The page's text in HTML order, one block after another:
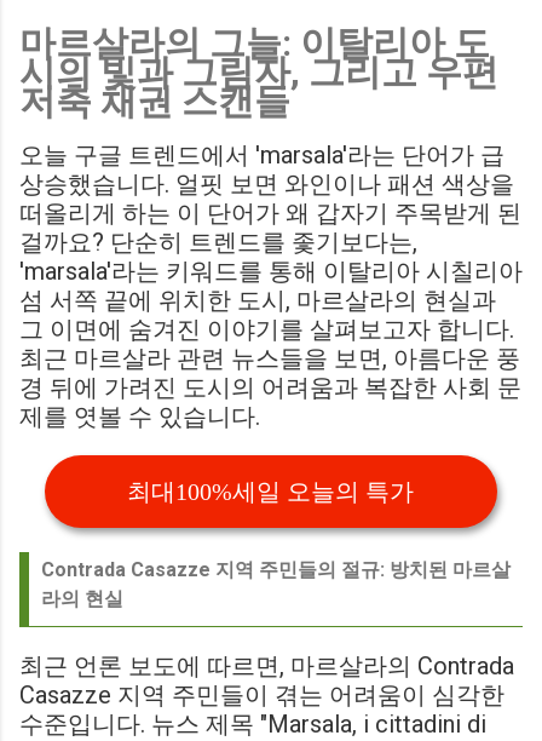
Birmingham City LIVE Score Updates in EFL Championship
Match : 경기 당일 실시간 스코어 업데이트를 제공하는 뉴스로,
팬들의 높은 관심도를 반영합니다. Chris Davies: Birmingham
City boss says his side have to try to "be themselves" away
from home : 버밍엄 시티의 크리스 데이비스 감독은 원정 경기
에서 팀 고유의 색깔을 유지하는 것이 중요하다고 강조했습니
다. ...
마르살라의 그늘: 이탈리아 도
시의 빛과 그림자, 그리고 우편
저축 채권 스캔들
오늘 구글 트렌드에서 'marsala'라는 단어가 급
상승했습니다. 얼핏 보면 와인이나 패션 색상을
떠올리게 하는 이 단어가 왜 갑자기 주목받게 된
걸까요? 단순히 트렌드를 좇기보다는,
'marsala'라는 키워드를 통해 이탈리아 시칠리아
섬 서쪽 끝에 위치한 도시, 마르살라의 현실과
그 이면에 숨겨진 이야기를 살펴보고자 합니다.
최근 마르살라 관련 뉴스들을 보면, 아름다운 풍
경 뒤에 가려진 도시의 어려움과 복잡한 사회 문
제를 엿볼 수 있습니다.
최대100%세일 오늘의 특가
Contrada Casazze 지역 주민들의 절규: 방치된 마르살
라의 현실
최근 언론 보도에 따르면, 마르살라의 Contrada
Casazze 지역 주민들이 겪는 어려움이 심각한
수준입니다. 뉴스 제목 "Marsala, i cittadini di